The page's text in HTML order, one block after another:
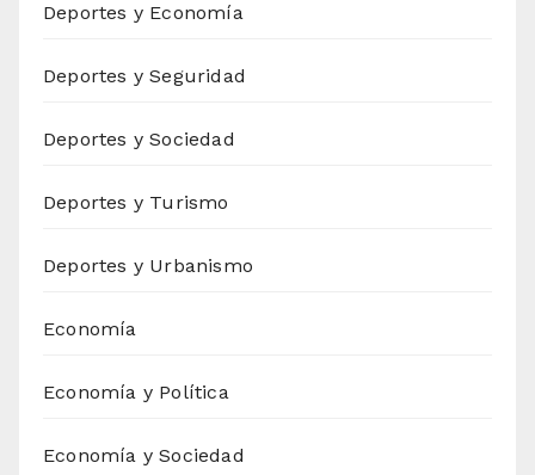
Deportes y Economía
Deportes y Seguridad
Deportes y Sociedad
Deportes y Turismo
Deportes y Urbanismo
Economía
Economía y Política
Economía y Sociedad